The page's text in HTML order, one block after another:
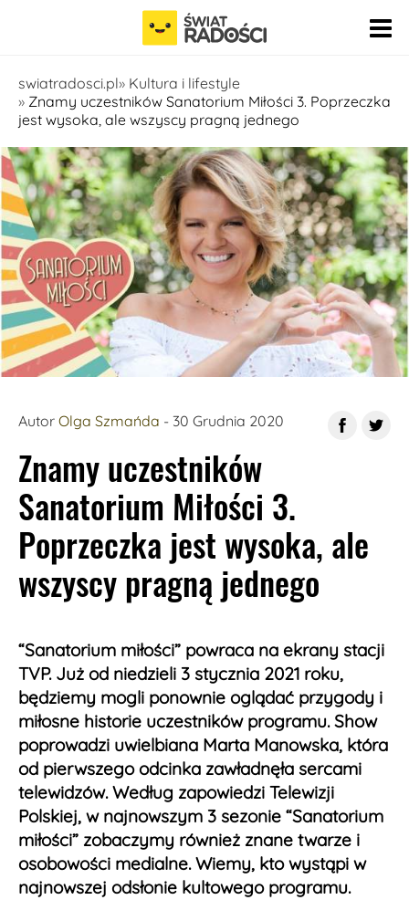
Pomiń nawigację
swiatradosci.pl
Kultura i lifestyle
Znamy uczestników Sanatorium Miłości 3. Poprzeczka
jest wysoka, ale wszyscy pragną jednego
Autor Olga Szmańda - 30 Grudnia 2020
Znamy uczestników
Sanatorium Miłości 3.
Poprzeczka jest wysoka, ale
wszyscy pragną jednego
“Sanatorium miłości” powraca na ekrany stacji
TVP. Już od niedzieli 3 stycznia 2021 roku,
będziemy mogli ponownie oglądać przygody i
miłosne historie uczestników programu. Show
poprowadzi uwielbiana Marta Manowska, która
od pierwszego odcinka zawładnęła sercami
telewidzów. Według zapowiedzi Telewizji
Polskiej, w najnowszym 3 sezonie “Sanatorium
miłości” zobaczymy również znane twarze i
osobowości medialne. Wiemy, kto wystąpi w
najnowszej odsłonie kultowego programu.